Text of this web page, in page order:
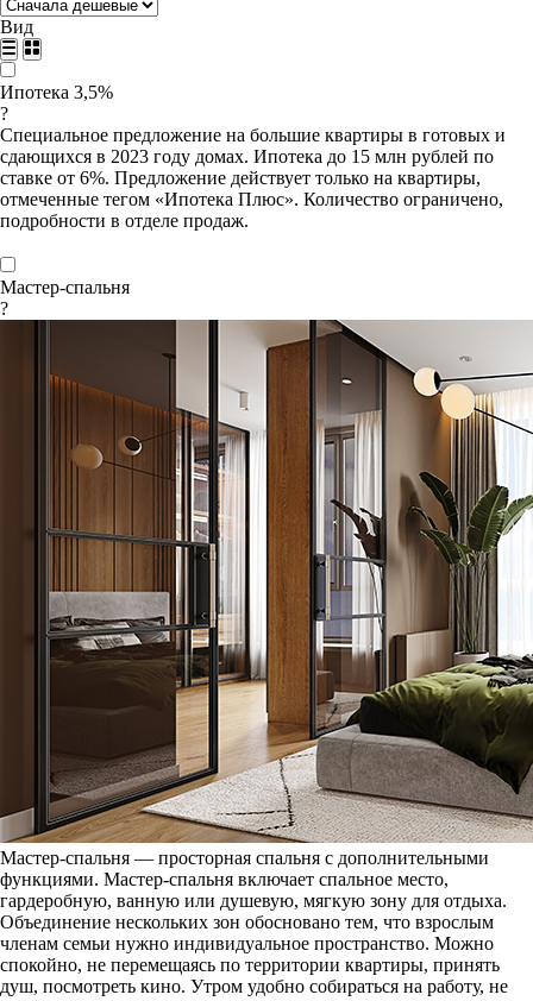
Вид
Ипотека 3,5%
?
Специальное предложение на большие квартиры в готовых и
сдающихся в 2023 году домах. Ипотека до 15 млн рублей по
ставке от 6%. Предложение действует только на квартиры,
отмеченные тегом «Ипотека Плюс». Количество ограничено,
подробности в отделе продаж.
Мастер-спальня
?
Мастер-спальня — просторная спальня с дополнительными
функциями. Мастер-спальня включает спальное место,
гардеробную, ванную или душевую, мягкую зону для отдыха.
Объединение нескольких зон обосновано тем, что взрослым
членам семьи нужно индивидуальное пространство. Можно
спокойно, не перемещаясь по территории квартиры, принять
душ, посмотреть кино. Утром удобно собираться на работу, не